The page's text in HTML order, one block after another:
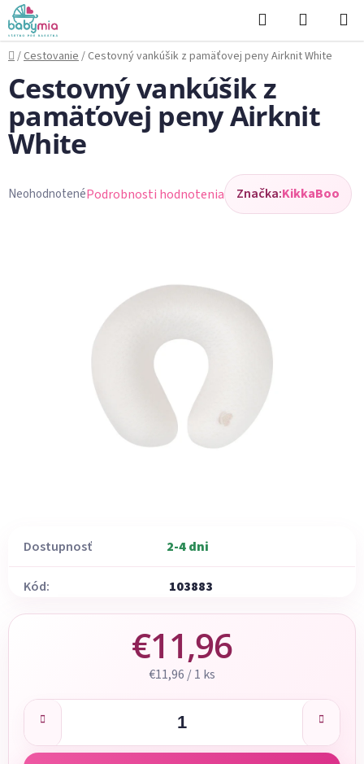
Prejsť
na
obsah
Hľadať
KOŠÍK
Domov
/Cestovanie/ Cestovný vankúšik z pamäťovej peny Airknit White
Dostupnosť 2-4 dni
Kód: 103883
€11,96
Jednotková cena:
€11,96 / 1 ks
Cestovný vankúšik z
pamäťovej peny Airknit
White
Priemerné
NeohodnotenéPodrobnosti hodnotenia Značka:KikkaBoo